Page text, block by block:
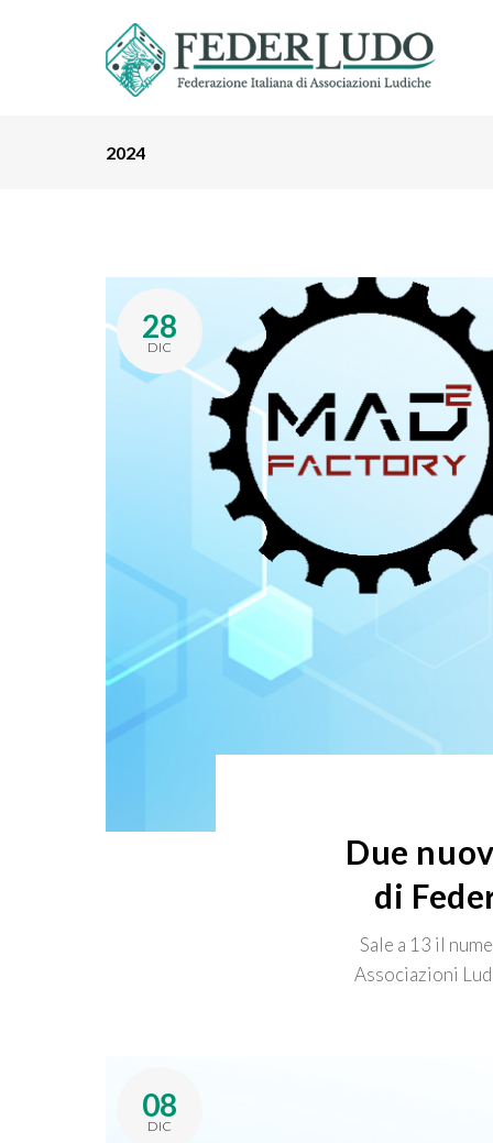
2024
28
DIC
Due
di
Sale a 13 il
Associazioni
08
DIC